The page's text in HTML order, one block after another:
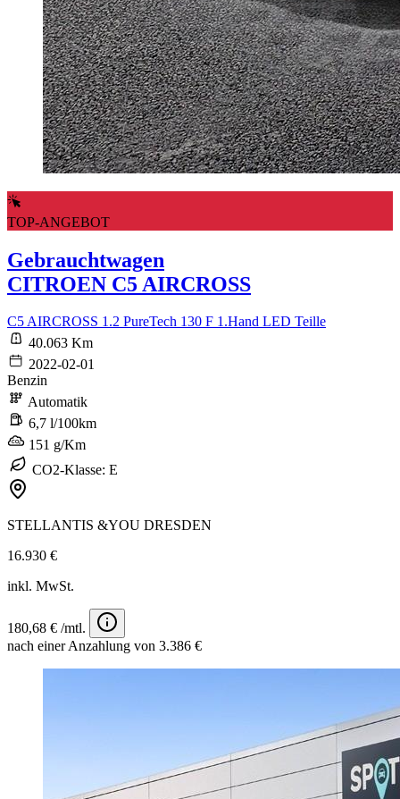
TOP-ANGEBOT
Gebrauchtwagen
CITROEN C5 AIRCROSS
C5 AIRCROSS 1.2 PureTech 130 F 1.Hand LED Teille
40.063 Km
2022-02-01
Benzin
Automatik
6,7 l/100km
151 g/Km
CO2-Klasse: E
STELLANTIS &YOU DRESDEN
16.930 €
inkl. MwSt.
180,68 € /mtl.
nach einer Anzahlung von 3.386 €